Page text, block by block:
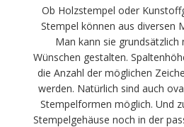
Ob Holzstempel oder
Stempel können aus diversen
Man kann sie grundsätzlich
Wünschen gestalten.
die Anzahl der möglichen
werden. Natürlich sind auch
Stempelformen möglich. Und
Stempelgehäuse noch in der